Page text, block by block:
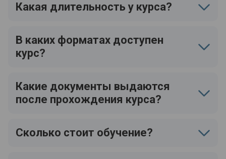
Какая длительность у курса?
В каких форматах доступен
курс?
Какие документы выдаются
после прохождения курса?
Сколько стоит обучение?